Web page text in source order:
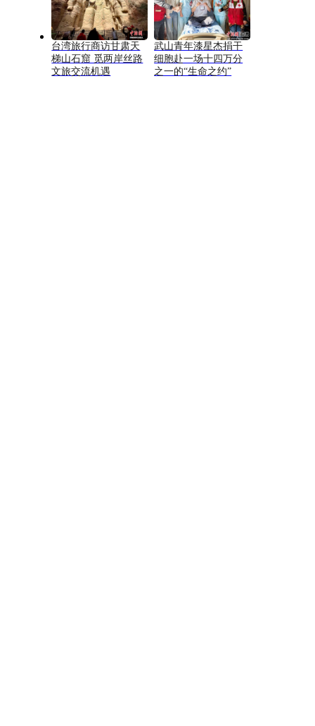
台湾旅行商访甘肃天
梯山石窟 觅两岸丝路
文旅交流机遇
武山青年漆星杰捐干
细胞赴一场十四万分
之一的“生命之约”